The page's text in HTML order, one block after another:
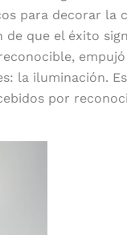
para decorar la
que el éxito
la iluminación.
por